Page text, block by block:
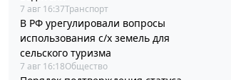
7 авг 16:37Транспорт
В РФ урегулировали вопросы
использования с/х земель для
сельского туризма
7 авг 16:18Общество